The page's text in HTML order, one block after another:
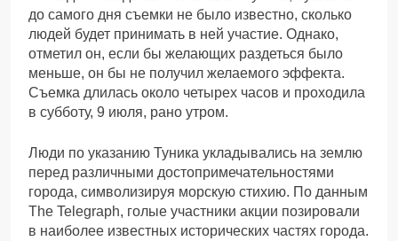
до самого дня съемки не было известно, сколько
людей будет принимать в ней участие. Однако,
отметил он, если бы желающих раздеться было
меньше, он бы не получил желаемого эффекта.
Съемка длилась около четырех часов и проходила
в субботу, 9 июля, рано утром.
Люди по указанию Туника укладывались на землю
перед различными достопримечательностями
города, символизируя морскую стихию. По данным
The Telegraph, голые участники акции позировали
в наиболее известных исторических частях города.